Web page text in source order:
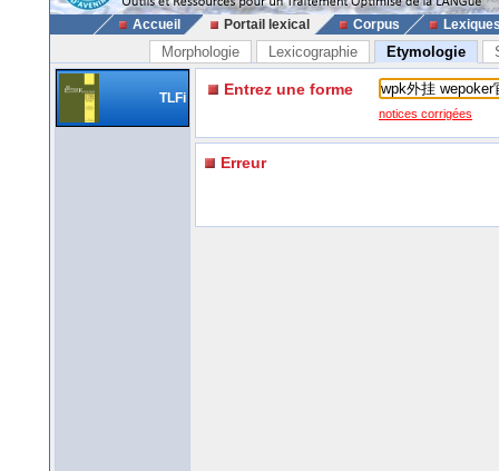
Accueil Portail lexical Corpus
Morphologie Lexicographie Etymologie
TLFi Entrez une forme
notices corrigées
Erreur